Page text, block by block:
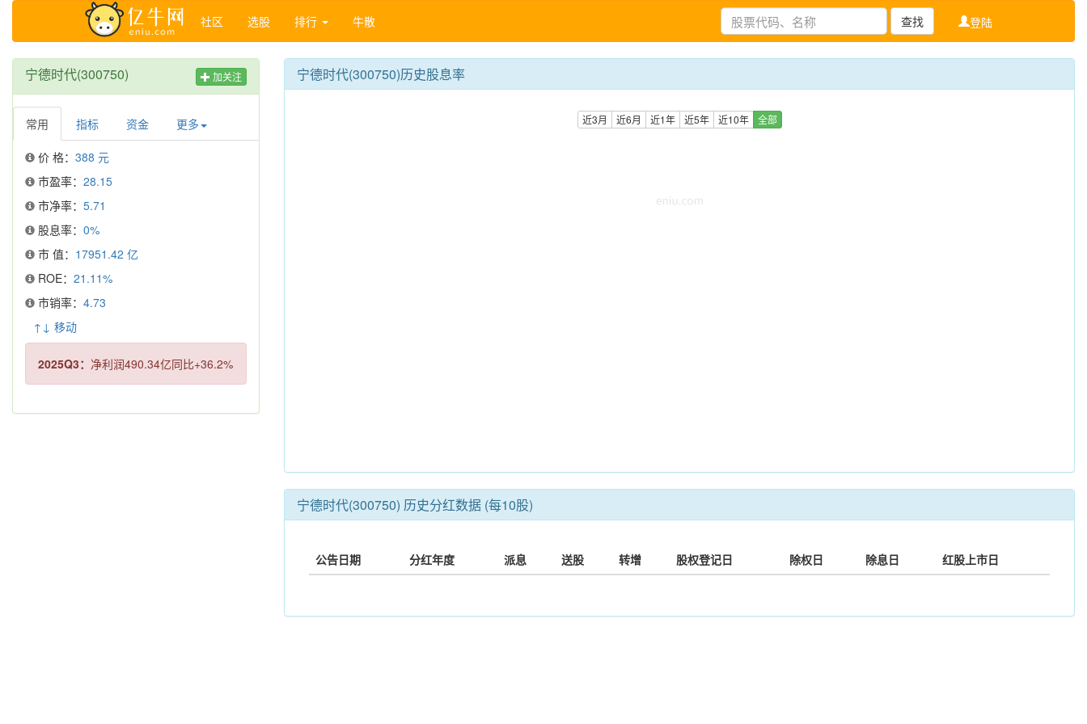
社区 选股 排行 牛散 登陆
查找
宁德时代(300750) 加关注
常用 指标 资金 更多
价 格： 388 元
市盈率： 28.15
市净率： 5.71
股息率： 0%
市 值： 17951.42 亿
ROE： 21.11%
市销率： 4.73
↑↓ 移动
2025Q3： 净利润490.34亿同比+36.2%
宁德时代(300750)历史股息率
近3月 近6月 近1年 近5年 近10年 全部
宁德时代(300750) 历史分红数据 (每10股)
公告日期 分红年度 派息 送股 转增 股权登记日 除权日 除息日 红股上市日